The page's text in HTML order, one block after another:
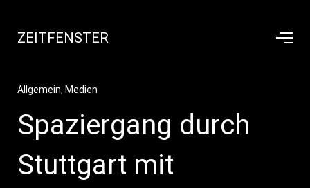
ZEITFENSTER
Allgemein, Medien
Spaziergang durch
Stuttgart mit